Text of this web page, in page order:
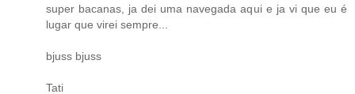
super bacanas, ja dei uma navegada aqui e ja vi que eu é
lugar que virei sempre...
bjuss bjuss
Tati